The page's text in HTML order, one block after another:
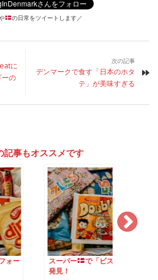
の日常をツイートします／
に
ーの
次の記事
デンマークで食す「日本のホタ
テ」が美味すぎる
記事もオススメです
で「ビスコ」を
スーパー